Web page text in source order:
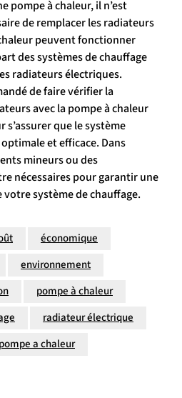
pompe à chaleur, il n’est
de remplacer les radiateurs
peuvent fonctionner
des systèmes de chauffage
radiateurs électriques.
de faire vérifier la
avec la pompe à chaleur
que le système
et efficace. Dans
mineurs ou des
nécessaires pour garantir une
système de chauffage.
économique
environnement
pompe à chaleur
radiateur électrique
a chaleur